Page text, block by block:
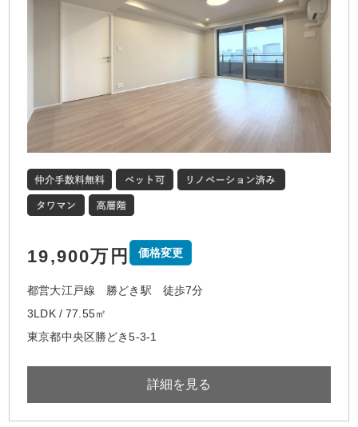
19,900万円 価格変更
都営大江戸線 勝どき駅 徒歩7分
3LDK / 77.55㎡
東京都中央区勝どき5-3-1
詳細を見る